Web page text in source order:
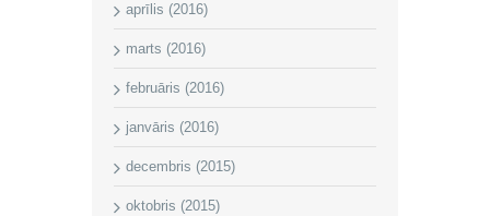
aprīlis (2016)
marts (2016)
februāris (2016)
janvāris (2016)
decembris (2015)
oktobris (2015)